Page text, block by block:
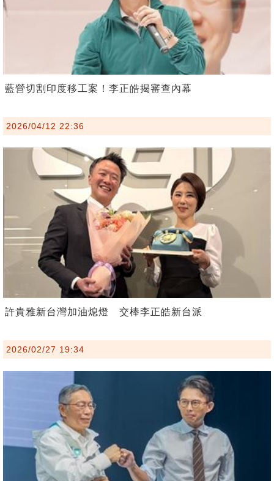
藍營切割印度移工案！李正皓揭審查內幕
2026/04/12 22:36
許貴雅新台灣加油熄燈 交棒李正皓新台派
2026/02/27 19:34